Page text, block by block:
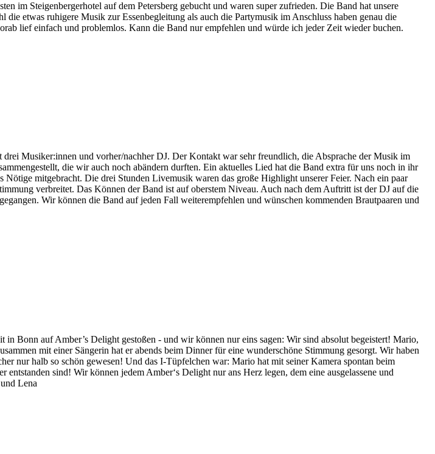
im Steigenbergerhotel auf dem Petersberg gebucht und waren super zufrieden. Die Band hat unsere
etwas ruhigere Musik zur Essenbegleitung als auch die Partymusik im Anschluss haben genau die
lief einfach und problemlos. Kann die Band nur empfehlen und würde ich jeder Zeit wieder buchen.
Musiker:innen und vorher/nachher DJ. Der Kontakt war sehr freundlich, die Absprache der Musik im
die wir auch noch abändern durften. Ein aktuelles Lied hat die Band extra für uns noch in ihr
mitgebracht. Die drei Stunden Livemusik waren das große Highlight unserer Feier. Nach ein paar
verbreitet. Das Können der Band ist auf oberstem Niveau. Auch nach dem Auftritt ist der DJ auf die
Wir können die Band auf jeden Fall weiterempfehlen und wünschen kommenden Brautpaaren und
Bonn auf Amber’s Delight gestoßen - und wir können nur eins sagen: Wir sind absolut begeistert! Mario,
mit einer Sängerin hat er abends beim Dinner für eine wunderschöne Stimmung gesorgt. Wir haben
nur halb so schön gewesen! Und das I-Tüpfelchen war: Mario hat mit seiner Kamera spontan beim
sind! Wir können jedem Amber‘s Delight nur ans Herz legen, dem eine ausgelassene und
Lena